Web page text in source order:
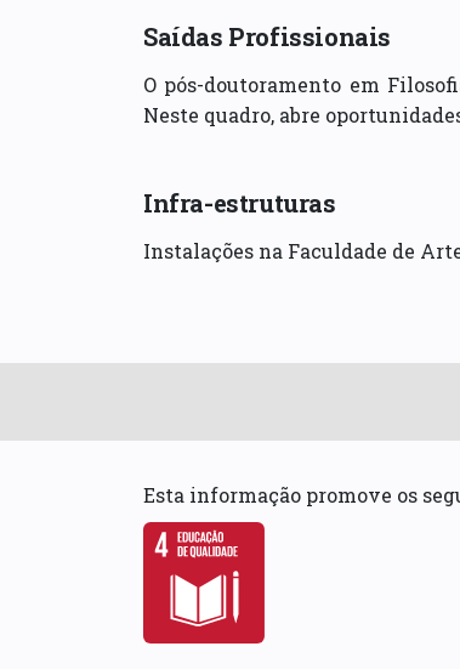
Saídas Profissionais
O pós-doutoramento em
Neste quadro, abre
Infra-estruturas
Instalações na Faculdade de
Esta informação promove os